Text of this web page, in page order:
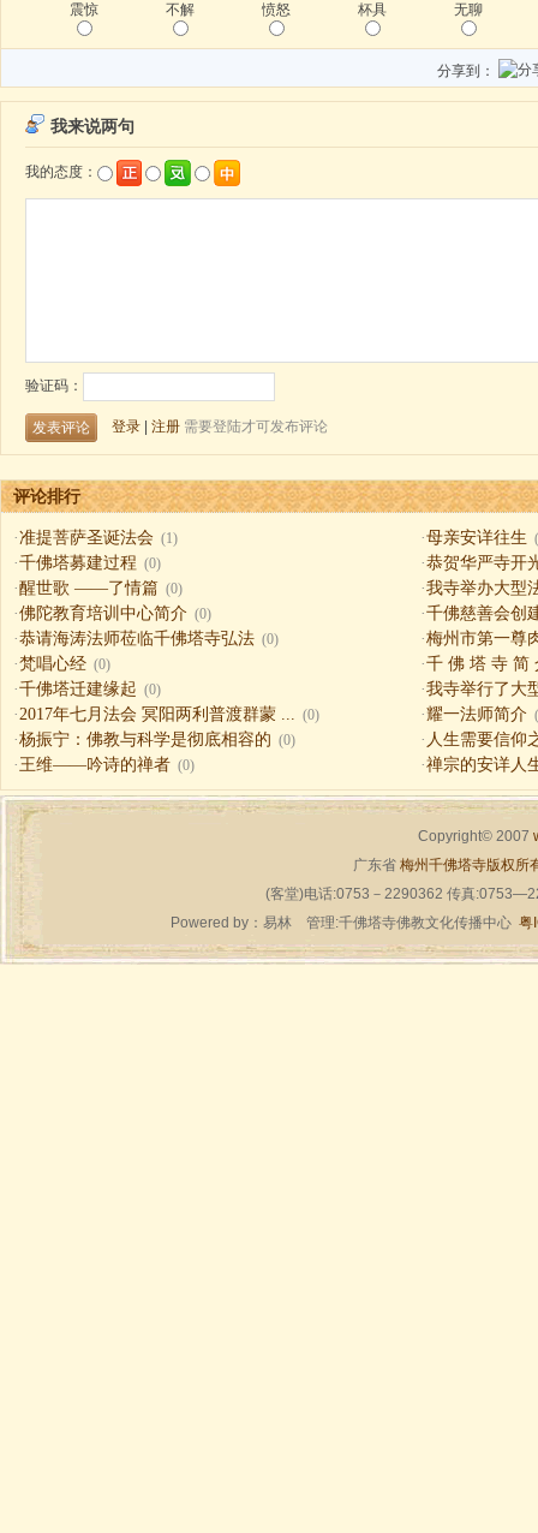
震惊 不解 愤怒 杯具 无聊
分享到：
评论排行
·准提菩萨圣诞法会 (1) ·母亲安详往生
·千佛塔募建过程 (0) ·恭贺华严寺开
·醒世歌 ——了情篇 (0) ·我寺举办大型
·佛陀教育培训中心简介 (0) ·千佛慈善会创
·恭请海涛法师莅临千佛塔寺弘法 (0) ·梅州市第一尊
·梵唱心经 (0) ·千 佛 塔 寺 简
·千佛塔迁建缘起 (0) ·我寺举行了大
·2017年七月法会 冥阳两利普渡群蒙 ... (0) ·耀一法师简介
·杨振宁：佛教与科学是彻底相容的 (0) · 人生需要信仰
·王维——吟诗的禅者 (0) ·禅宗的安详人
Copyright© 2007
广东省 梅州千佛塔寺版权所
(客堂)电话:0753－2290362 传真
Powered by： 易林管理:千佛塔寺佛教文化传播中心 粤